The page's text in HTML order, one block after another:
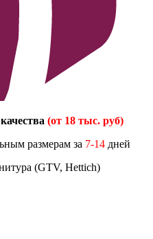
(от 18 тыс. руб)
размерам за 7-14 дней
(GTV, Hettich)